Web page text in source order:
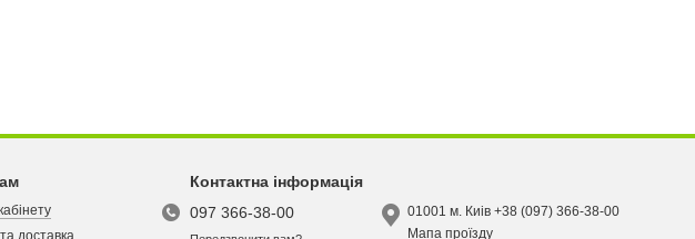
доставка
Контактна інформація
097 366-38-00
01001 м. Киів +38 (097) 366-38-00
Мапа проїзду